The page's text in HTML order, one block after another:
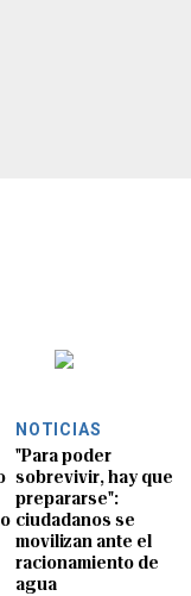
NOTICIAS
"Para poder
sobrevivir, hay que
prepararse":
ciudadanos se
movilizan ante el
racionamiento de
agua